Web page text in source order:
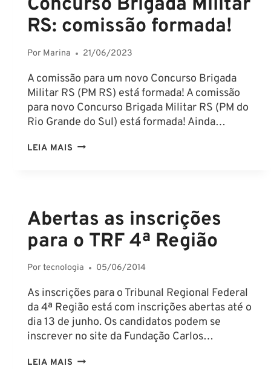
Concurso Brigada Militar
RS: comissão formada!
Por Marina 21/06/2023
A comissão para um novo Concurso Brigada
Militar RS (PM RS) está formada! A comissão
para novo Concurso Brigada Militar RS (PM do
Rio Grande do Sul) está formada! Ainda…
LEIA MAIS CONCURSO
FORMADA!
Abertas as inscrições
para o TRF 4ª Região
Portecnologia 05/06/2014
As inscrições para o Tribunal Regional Federal
da 4ª Região está com inscrições abertas até o
dia 13 de junho. Os candidatos podem se
inscrever no site da Fundação Carlos…
LEIA MAIS ABERTAS